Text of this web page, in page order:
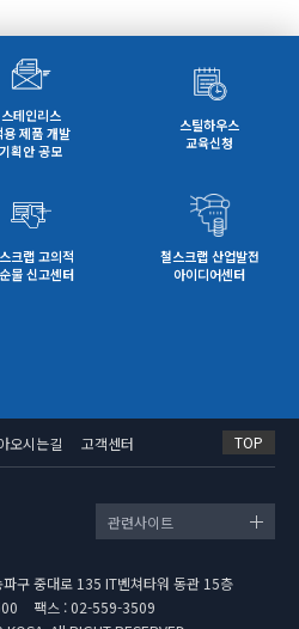
스테인리스
용 제품 개발
기획안 공모
스틸하우스
교육신청
크랩 고의적
물 신고센터
철스크랩 산업발전
아이디어센터
오시는길 고객센터
구 중대로 135 IT벤쳐타워 동관 15층
팩스 : 02-559-3509
관련사이트
TOP